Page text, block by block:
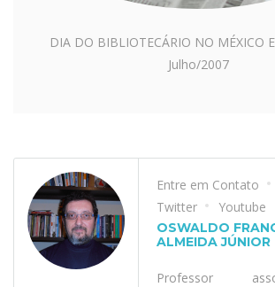
DIA DO BIBLIOTECÁRIO NO MÉXICO
Julho/2007
Entre em Contato
Twitter
Youtube
OSWALDO
ALMEIDA JÚNIOR
Professor